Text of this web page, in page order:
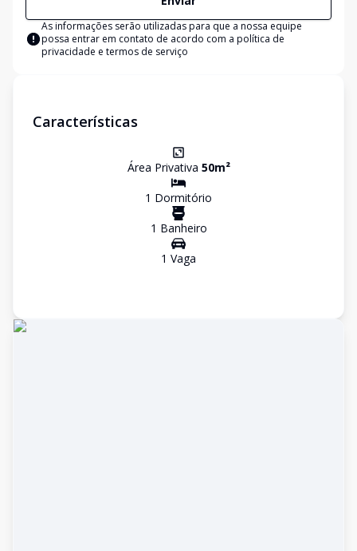
As informações serão utilizadas para que a nossa equipe
possa entrar em contato de acordo com a política de
privacidade e termos de serviço
Características
Área Privativa 50m²
1 Dormitório
1 Banheiro
1 Vaga